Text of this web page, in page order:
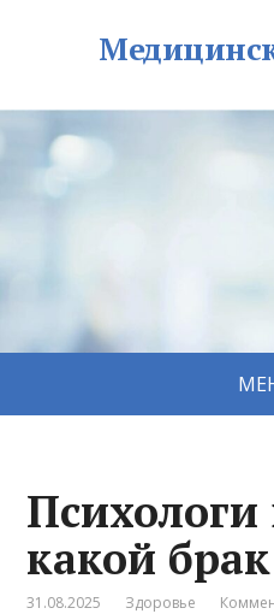
какой
31.08.2025 Здоровье